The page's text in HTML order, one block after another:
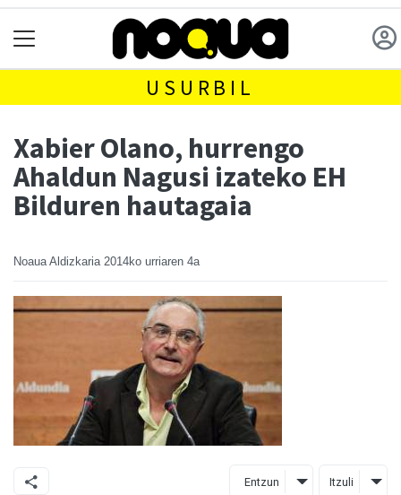
USURBIL
Xabier Olano, hurrengo
Ahaldun Nagusi izateko EH
Bilduren hautagaia
Noaua Aldizkaria 2014ko urriaren 4a
Entzun Itzuli